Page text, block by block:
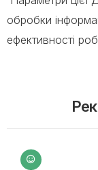
обробки
ефективності